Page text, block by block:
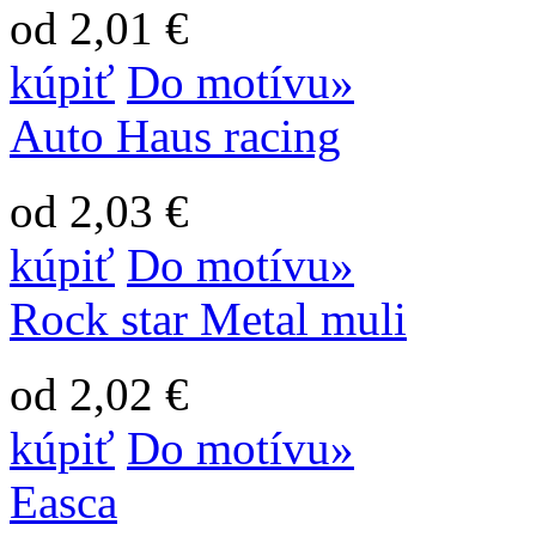
od 2,01 €
kúpiť Do motívu»
Auto Haus racing
od 2,03 €
kúpiť Do motívu»
Rock star Metal muli
od 2,02 €
kúpiť Do motívu»
Easca